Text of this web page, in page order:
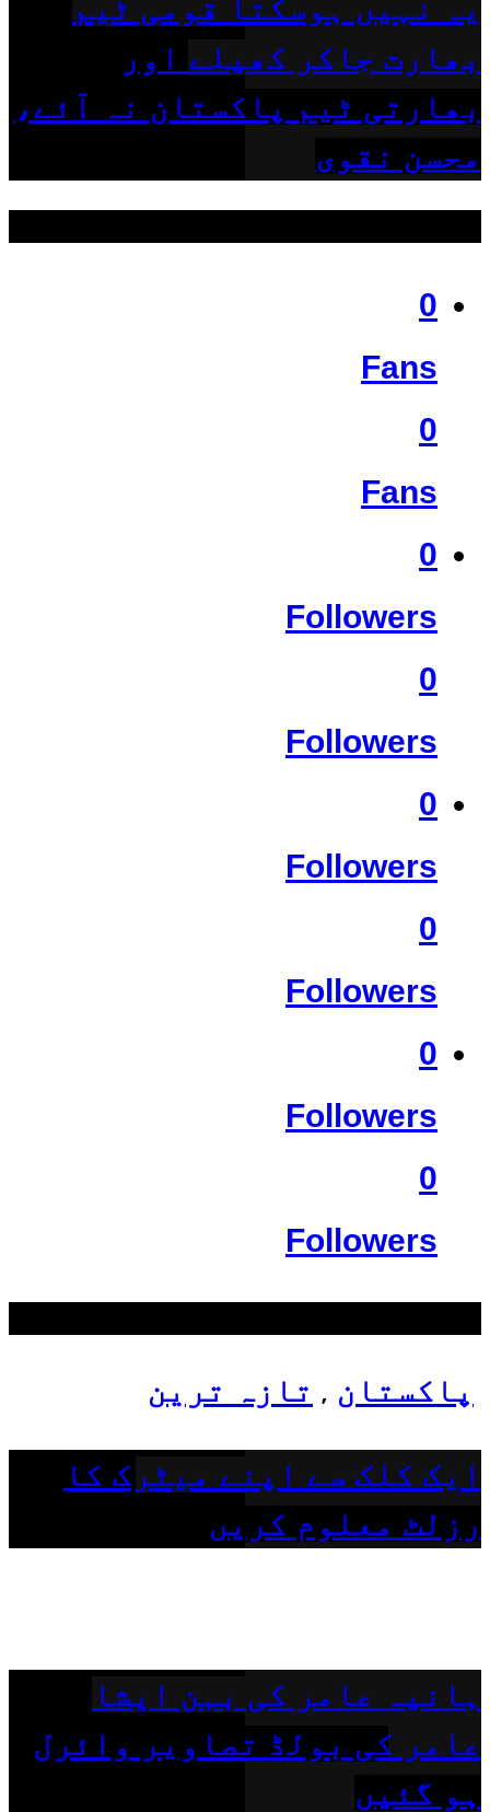
یہ نہیں ہوسکتا قومی ٹیم
بھارت جاکر کھیلے اور
بھارتی ٹیم پاکستان نہ آئے،
محسن نقوی
0
Fans
0
Fans
0
Followers
0
Followers
0
Followers
0
Followers
0
Followers
0
Followers
پاکستان , تازہ ترین
ایک کلک سے اپنے میٹرک کا
رزلٹ معلوم کریں
ہانیہ عامر کی بہن ایشا
عامر کی بولڈ تصاویر وائرل
ہو گئیں